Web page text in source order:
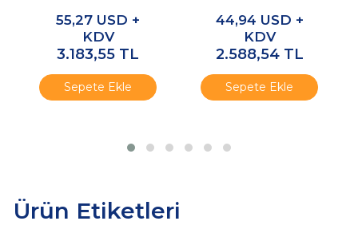
55,27 USD +
KDV
3.183,55 TL
Sepete Ekle
Fanı
44,94 USD +
KDV
2.588,54 TL
Sepete Ekle
Ürün Etiketleri